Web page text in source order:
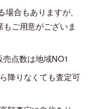
合もありますが、
ご用意がございま
売点数は地域NO1
降りなくても査定可